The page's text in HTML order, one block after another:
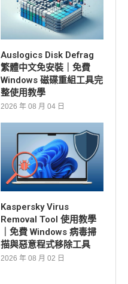
Auslogics Disk Defrag
繁體中文免安裝｜免費
Windows 磁碟重組工具完
整使用教學
2026 年 08 月 04 日
Kaspersky Virus
Removal Tool 使用教學
｜免費 Windows 病毒掃
描與惡意程式移除工具
2026 年 08 月 02 日